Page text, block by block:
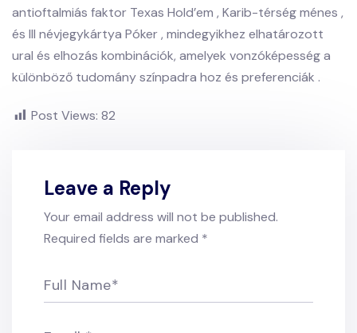
antioftalmiás faktor Texas Hold’em , Karib-térség ménes ,
és III névjegykártya Póker , mindegyikhez elhatározott
ural és elhozás kombinációk, amelyek vonzóképesség a
különböző tudomány színpadra hoz és preferenciák .
Post Views: 82
Leave a Reply
Your email address will not be published.
Required fields are marked *
Full Name*